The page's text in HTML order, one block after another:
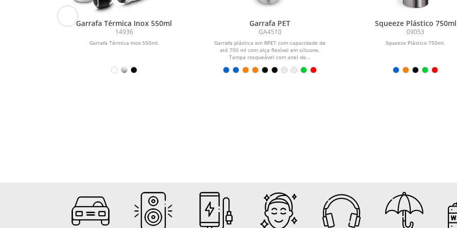
Garrafa Térmica Inox 550ml
14936
Garrafa Térmica Inox 550ml.
Garrafa PET
GA4510
Garrafa plástica em RPET com capacidade de
até 700 ml com alça flexível em silicone.
Tampa rosqueável com anel de...
Squeeze Plástico 750ml
09053
Squeeze Plástico 750ml.